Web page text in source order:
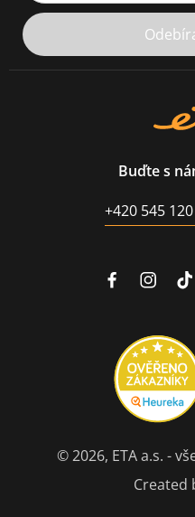
Buďte s
+420 545
© 2026, ETA a.s. -
Created